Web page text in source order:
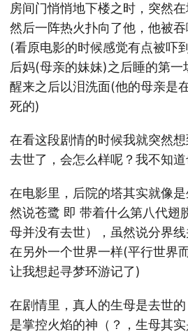
房间门悄悄地下楼之时，突然
然后一阵热火扑向了他，他被
(看原电影的时候感觉有点被吓
后妈(母亲的妹妹)之后睡的第一
醒来之后以泪洗面(他的母亲是
死的)
在看这段剧情的时候我就突然
去世了，会怎么样呢？我不知道
在电影里，后院的塔其实就像
然说苍鹭 即 带着什么第八代翅
母并没有去世），虽然说分界
在另外一个世界一样(平行世界
让我想起寻梦环游记了)
在剧情里，真人的生母是去世
是掌控火焰的神（？，生母其